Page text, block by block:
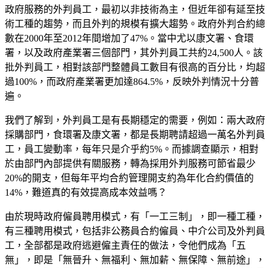
政府服務的外判員工，最初以非技術為主，但近年卻有延至技
術工種的趨勢，而且外判的規模有擴大趨勢。政府外判合約總
數在2000年至2012年間增加了47%。當中尤以康文署、食環
署，以及政府產業署三個部門，其外判員工共約24,500人。該
批外判員工，相對該部門整體員工數目有很高的百分比，均超
過100%，而政府產業署更加達864.5%，反映外判情況十分普
遍。
我們了解到，外判員工是有長期穩定的需要，例如：兩大政府
採購部門，食環署及康文署，都是長期聘請超過一萬名外判員
工，員工變動率，每年只是介乎約5%。而據調查顯示，相對
於由部門內部提供有關服務，轉為採用外判服務可節省最少
20%的開支，但每年平均合約管理開支約為年化合約價值的
14%，難道真的有效提高成本效益嗎？
由於現時政府僱員聘用模式，有「一工三制」，即一種工種，
有三種聘用模式，包括非公務員合約僱員、中介公司及外判員
工，全部都是政府逃避僱主責任的做法，令他們成為「五
無」，即是「無晉升、無福利、無加薪、無保障、無前途」，